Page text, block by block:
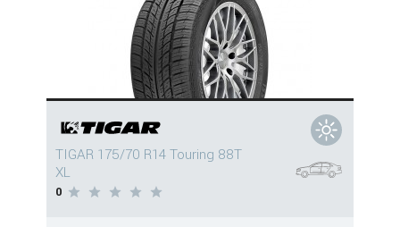
TIGAR 175/70 R14 Touring 88T
XL
0